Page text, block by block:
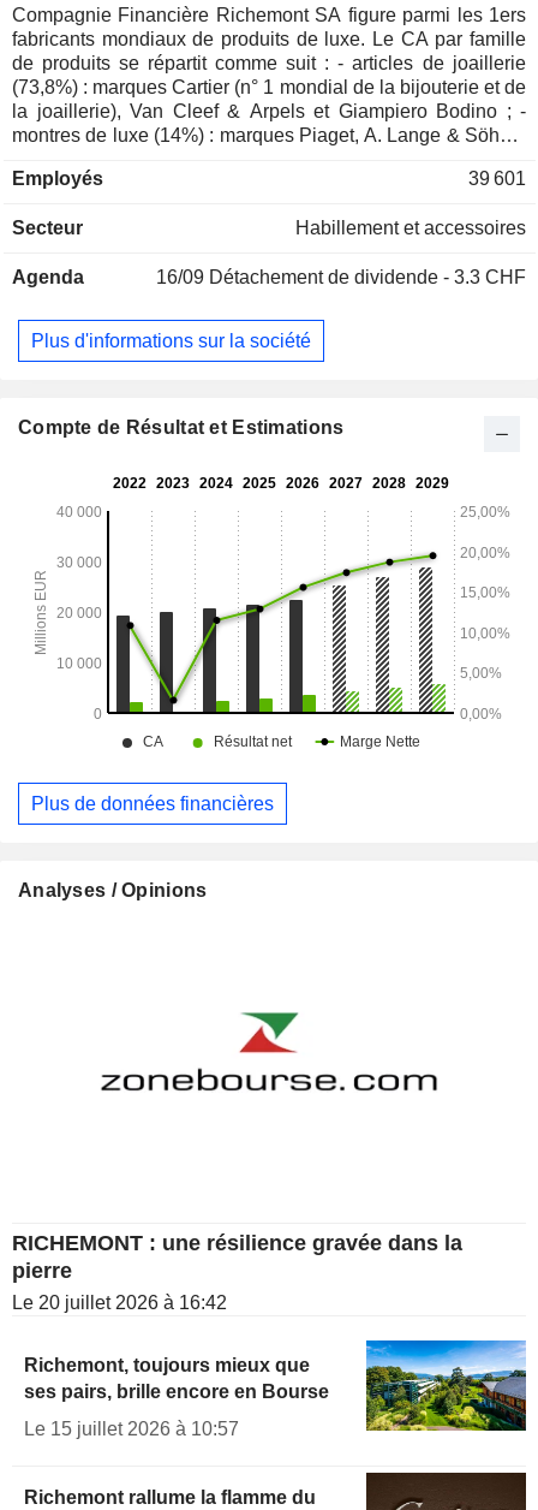
Compagnie Financière Richemont SA figure parmi les 1ers
fabricants mondiaux de produits de luxe. Le CA par famille
de produits se répartit comme suit : - articles de joaillerie
(73,8%) : marques Cartier (n° 1 mondial de la bijouterie et de
la joaillerie), Van Cleef & Arpels et Giampiero Bodino ; -
montres de luxe (14%) : marques Piaget, A. Lange & Söhne,
IWC Schaffhausen, Baume & Mercier et Roger Dubuis ; -
et vêtements sous les marques Montblanc, Chloé, Old
ventile entre distribution de détail (70,7%), distribution en
géographique du CA est la suivante : Suisse (3,2%), France
(5%), Royaume-Uni (3,8%), Europe (11,5%), Chine (18%),
Employés 39 601
Secteur Habillement et accessoires
Agenda 16/09 Détachement de dividende - 3.3 CHF
Plus d'informations sur la société
Compte de Résultat et Estimations
Plus de données financières
Analyses / Opinions
RICHEMONT : une résilience gravée dans la
pierre
Le 20 juillet 2026 à 16:42
Richemont, toujours mieux que
ses pairs, brille encore en Bourse
Le 15 juillet 2026 à 10:57
Richemont rallume la flamme du